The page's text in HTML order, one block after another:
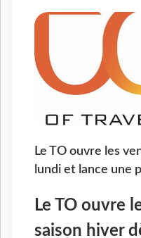
Le TO ouvre les
lundi et lance une
Le TO ouvre
saison hiver